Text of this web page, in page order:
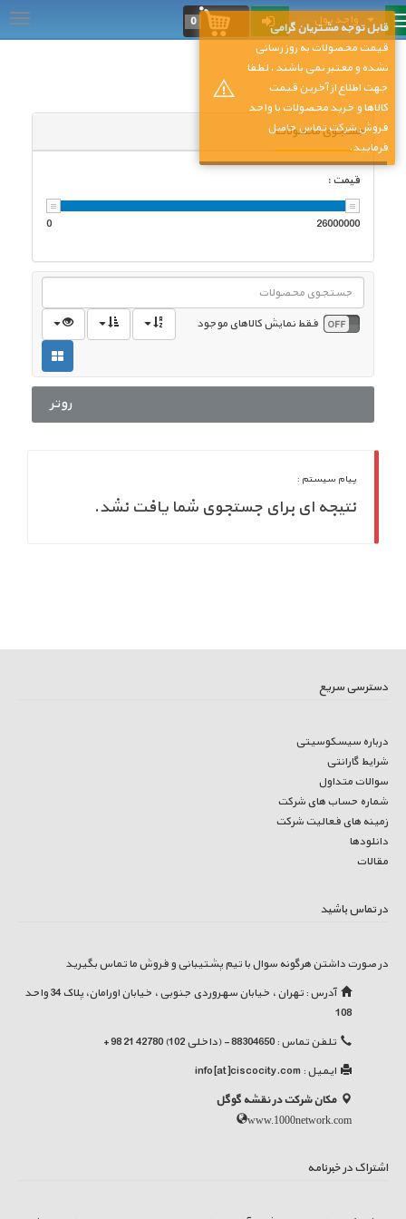
... واحد پول 0
جستجوی محصولات
قیمت :
0 26000000
فقط نمایش کالاهای موجود
روتر
پیام سیستم :
نتیجه ای برای جستجوی شما یافت نشد.
دسترسی سریع
درباره سیسکوسیتی
شرایط گارانتی
سوالات متداول
شماره حساب های شرکت
زمینه های فعالیت شرکت
دانلودها
مقالات
در تماس باشید
در صورت داشتن هرگونه سوال با تیم پشتیبانی و فروش ما تماس بگیرید
آدرس : تهران ، خیابان سهروردی جنوبی ، خیابان اورامان، پلاک 34 واحد
108
تلفن تماس : 88304650 - (داخلی 102) 42780 21 98 +
ایمیل : info[at]ciscocity.com
مکان شرکت در نقشه گوگل
www.1000network.com
اشتراک در خبرنامه
قابل توجه مشتریان گرامی
قیمت محصولات به روز رسانی
نشده و معتبر نمی باشند . لطفا
جهت اطلاع از آخرین قیمت
کالاها و خرید محصولات با واحد
فروش شرکت تماس حاصل
فرمایید.